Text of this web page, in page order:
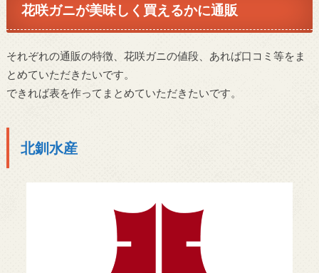
花咲ガニが美味しく買えるかに通販
それぞれの通販の特徴、花咲ガニの値段、あれば口コミ等をま
とめていただきたいです。
できれば表を作ってまとめていただきたいです。
北釧水産